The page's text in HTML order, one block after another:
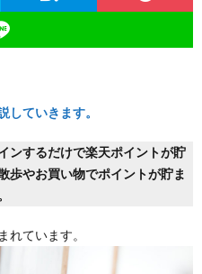
していきます。
ンするだけで楽天ポイントが貯
歩やお買い物でポイントが貯ま
ています。